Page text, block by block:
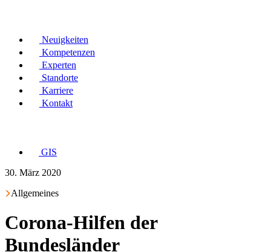
Neuigkeiten
Kompetenzen
Experten
Standorte
Karriere
Kontakt
GIS
30. März 2020
Allgemeines
Corona-Hilfen der
Bundesländer